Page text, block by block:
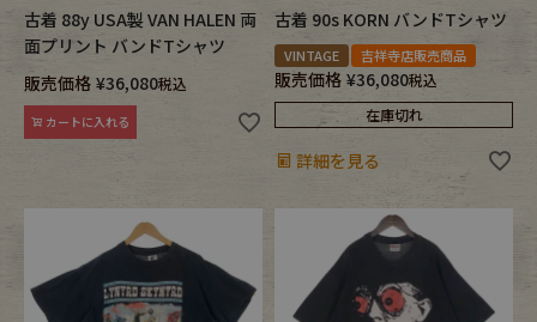
古着 88y USA製 VAN HALEN 両
面プリント バンドTシャツ
販売価格 ¥36,080税込
カートに入れる
古着 90s KORN バンドTシャツ
VINTAGE 吉祥寺店販売商品
販売価格 ¥36,080税込
在庫切れ
詳細を見る